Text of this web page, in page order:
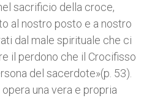
sacrificio della croce,
al nostro posto e a nostro
dal male spirituale che ci
il perdono che il Crocifisso
del sacerdote»(p. 53).
una vera e propria